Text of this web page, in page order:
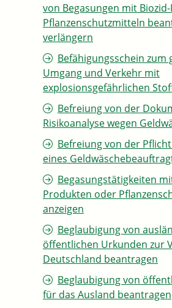
von Begasungen mit
Pflanzenschutzmitteln
verlängern
Befähigungsschein zum
Umgang und Verkehr mit
explosionsgefährlichen
Befreiung von der
Risikoanalyse wegen
Befreiung von der
eines
Begasungstätigkeiten
Produkten oder
anzeigen
Beglaubigung von
öffentlichen Urkunden zur
Deutschland beantragen
Beglaubigung von
für das Ausland beantragen